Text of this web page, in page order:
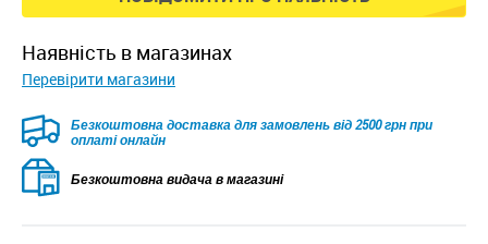
наявність в магазинах
Перевірити магазини
Безкоштовна доставка для замовлень від 2500 грн при
оплаті онлайн
Безкоштовна видача в магазині